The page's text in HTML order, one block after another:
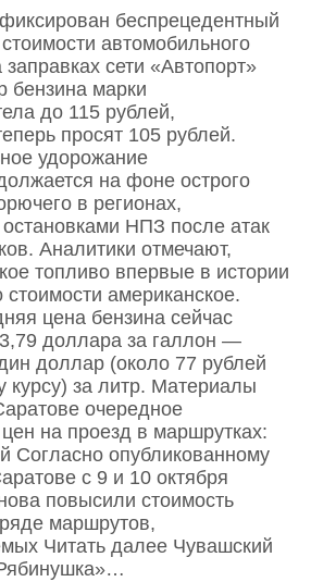
беспрецедентный
автомобильного
сети «Автопорт»
бензина марки
до 115 рублей,
просят 105 рублей.
удорожание
на фоне острого
в регионах,
НПЗ после атак
Аналитики отмечают,
топливо впервые в истории
стоимости американское.
цена бензина сейчас
3,79 доллара за галлон —
доллар (около 77 рублей
курсу) за литр. Материалы
очередное
на проезд в маршрутках:
Согласно опубликованному
с 9 и 10 октября
повысили стоимость
маршрутов,
Читать далее Чувашский